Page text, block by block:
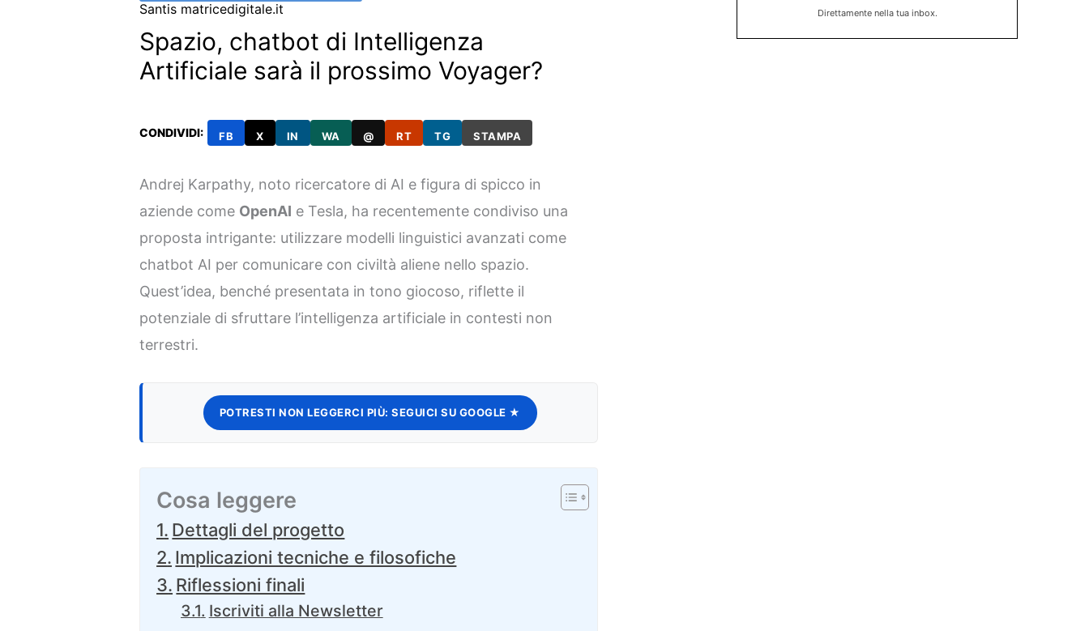
Santis matricedigitale.it
Spazio, chatbot di Intelligenza
Artificiale sarà il prossimo Voyager?
CONDIVIDI: FB X IN WA @ RT TG STAMPA
Andrej Karpathy, noto ricercatore di AI e figura di spicco in
aziende come OpenAI e Tesla, ha recentemente condiviso una
proposta intrigante: utilizzare modelli linguistici avanzati come
chatbot AI per comunicare con civiltà aliene nello spazio.
Quest’idea, benché presentata in tono giocoso, riflette il
potenziale di sfruttare l’intelligenza artificiale in contesti non
terrestri.
POTRESTI NON LEGGERCI PIÙ: SEGUICI SU GOOGLE ★
Cosa leggere
Dettagli del progetto
Implicazioni tecniche e filosofiche
Riflessioni finali
Iscriviti alla Newsletter
Direttamente nella tua inbox.